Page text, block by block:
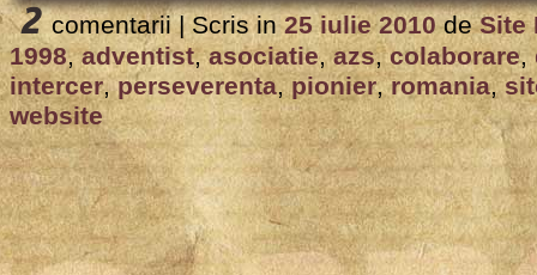
2 comentarii |Scris in 25 iulie 2010 de Site
1998,adventist,asociatie,azs,colaborare,
intercer,perseverenta,pionier,romania,
website